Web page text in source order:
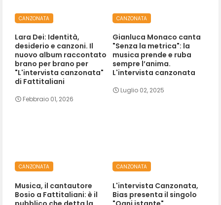
CANZONATA
Lara Dei: Identità,
desiderio e canzoni. Il
nuovo album raccontato
brano per brano per
"L'intervista canzonata"
di Fattitaliani
Febbraio 01, 2026
CANZONATA
Gianluca Monaco canta
"Senza la metrica": la
musica prende e ruba
sempre l’anima.
L'intervista canzonata
Luglio 02, 2025
CANZONATA
Musica, il cantautore
Bosio a Fattitaliani: è il
CANZONATA
L'intervista Canzonata,
Bias presenta il singolo